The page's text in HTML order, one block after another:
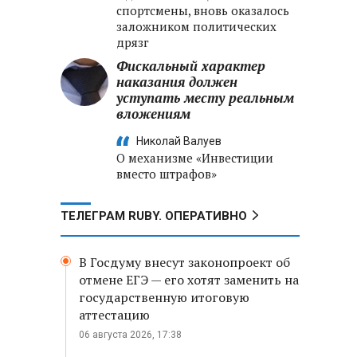
спортсмены, вновь оказалось
заложником политических
дрязг
Фискальный характер
наказания должен
уступать месту реальным
вложениям
Николай Валуев
О механизме «Инвестиции
вместо штрафов»
ТЕЛЕГРАМ RUBY. ОПЕРАТИВНО
В Госдуму внесут законопроект об
отмене ЕГЭ — его хотят заменить на
государственную итоговую
аттестацию
06 августа 2026, 17:38